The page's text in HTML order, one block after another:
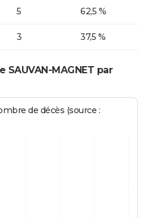
5 62,5 %
3 37,5 %
MAGNET par
de décès (source :